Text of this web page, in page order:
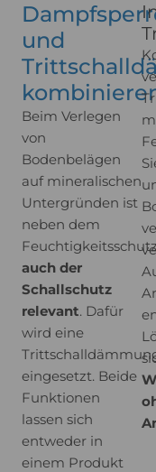
und
Beim Verlegen
von
Bodenbelägen
auf mineralischen
Untergründen ist
neben dem
Feuchtigkeitsschutz
auch der
Schallschutz
relevant. Dafür
wird eine
eingesetzt. Beide
Funktionen
lassen sich
entweder in
einem Produkt